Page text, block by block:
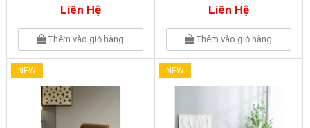
Liên Hệ
Thêm vào giỏ hàng
Liên Hệ
Thêm vào giỏ hàng
NEW NEW